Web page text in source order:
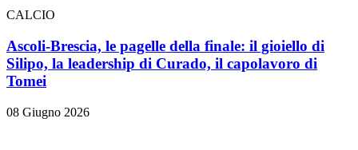
CALCIO
Ascoli-Brescia, le pagelle della finale: il gioiello di
Silipo, la leadership di Curado, il capolavoro di
Tomei
08 Giugno 2026